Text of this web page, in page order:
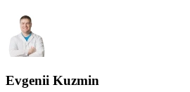
Evgenii Kuzmin